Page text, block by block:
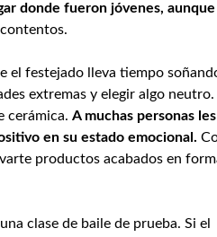
donde fueron jóvenes, aunque
el festejado lleva tiempo
extremas y elegir algo
cerámica.A muchas personas
en su estado emocional.
productos acabados en
clase de baile de prueba. Si el